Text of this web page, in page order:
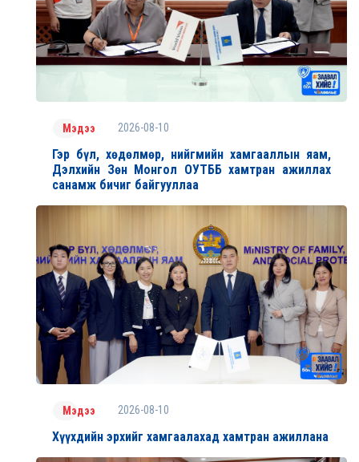
Мэдээ 2026-08-10
Гэр бүл, хөдөлмөр, нийгмийн хамгааллын яам,
Дэлхийн Зөн Монгол ОУТББ хамтран ажиллах
санамж бичиг байгууллаа
Мэдээ 2026-08-10
Хүүхдийн эрхийг хамгаалахад хамтран ажиллана